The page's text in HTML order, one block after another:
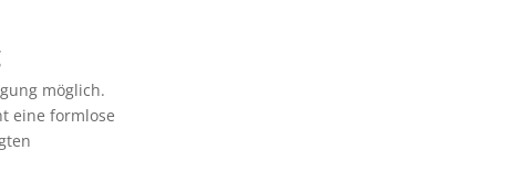
möglich.
eine formlose